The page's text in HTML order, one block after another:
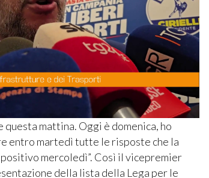
questa mattina. Oggi è domenica, ho
entro martedì tutte le risposte che la
mercoledì”. Così il vicepremier
della lista della Lega per le